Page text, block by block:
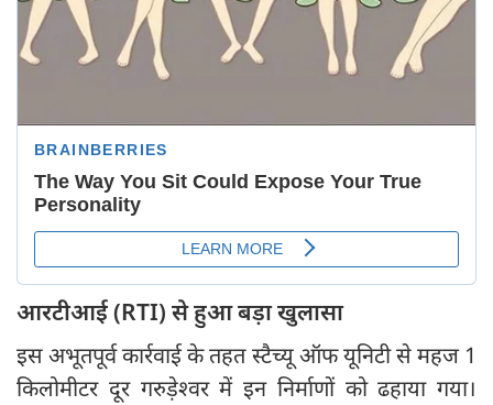
आरटीआई (RTI) से हुआ बड़ा खुलासा
इस अभूतपूर्व कार्रवाई के तहत स्टैच्यू ऑफ यूनिटी से महज 1
किलोमीटर दूर गरुड़ेश्वर में इन निर्माणों को ढहाया गया।